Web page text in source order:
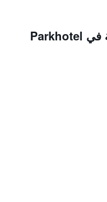
المزايا ووسائل الراحة في Parkhotel